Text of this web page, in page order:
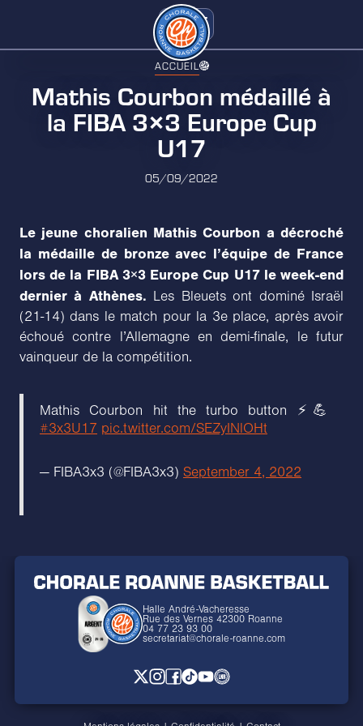
ACCUEIL
Mathis Courbon médaillé à
la FIBA 3×3 Europe Cup
U17
05/09/2022
Le jeune choralien Mathis Courbon a décroché
la médaille de bronze avec l’équipe de France
lors de la FIBA 3×3 Europe Cup U17 le week-end
dernier à Athènes. Les Bleuets ont dominé Israël
(21-14) dans le match pour la 3e place, après avoir
échoué contre l’Allemagne en demi-finale, le futur
vainqueur de la compétition.
Mathis Courbon hit the turbo button ⚡💪
#3x3U17 pic.twitter.com/SEZyINlOHt
— FIBA3x3 (@FIBA3x3) September 4, 2022
Halle André-Vacheresse
Rue des Vernes 42300 Roanne
04 77 23 93 00
secretariat@chorale-roanne.com